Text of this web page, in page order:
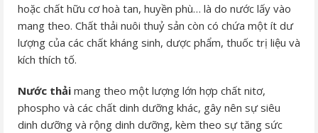
hoặc chất hữu cơ hoà tan, huyền phù… là do nước lấy vào
mang theo. Chất thải nuôi thuỷ sản còn có chứa một ít dư
lượng của các chất kháng sinh, dược phẩm, thuốc trị liệu và
kích thích tố.
Nước thải mang theo một lượng lớn hợp chất nitơ,
phospho và các chất dinh dưỡng khác, gây nên sự siêu
dinh dưỡng và rộng dinh dưỡng, kèm theo sự tăng sức